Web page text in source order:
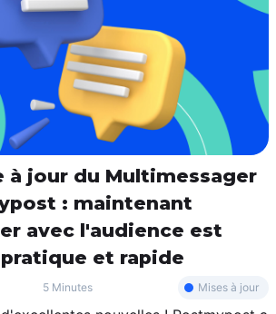
à jour du Multimessager
: maintenant
avec l'audience est
et rapide
5 Minutes Mises à jour